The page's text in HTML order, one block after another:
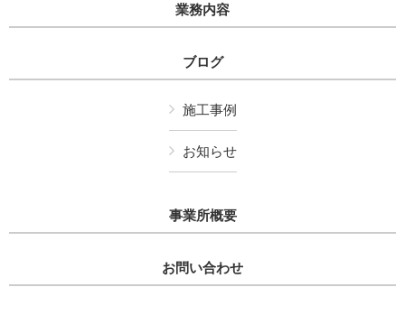
業務内容
ブログ
施工事例
お知らせ
事業所概要
お問い合わせ